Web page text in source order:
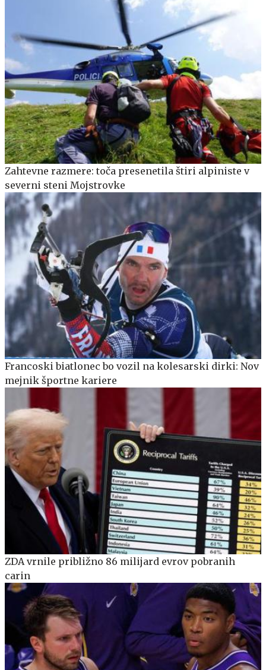
Zahtevne razmere: toča presenetila štiri alpiniste v
severni steni Mojstrovke
Francoski biatlonec bo vozil na kolesarski dirki: Nov
mejnik športne kariere
ZDA vrnile približno 86 milijard evrov pobranih
carin